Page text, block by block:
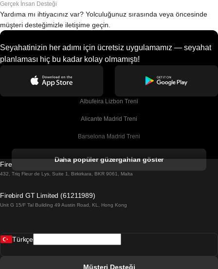
Gerçek İnsan Desteği
Yardıma mı ihtiyacınız var? Yolculuğunuz sırasında veya öncesinde
müşteri desteğimizle iletişime geçin.
Seyahatinizin her adımı için ücretsiz uygulamamız — seyahat
planlaması hiç bu kadar kolay olmamıştı!
Albufeira Lizbon Treni
Alicante Madrid Treni
Barselona Madrid Treni
Barselona Sevilla Treni
Belfast Dublin Treni
Daha popüler güzergahları göster
Firebird GT Limited (OC 1451)
432, Triq Fleur de Lys, Suite 1, Birkirkara, BKR 9061, Malta
Firebird GT Limited (61211989)
Unit G 15/F Tal Building 49 Austin Road, KL, Hong Kong
Türkçe
Müşteri Desteği